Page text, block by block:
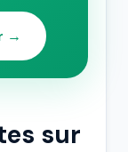
→
sur